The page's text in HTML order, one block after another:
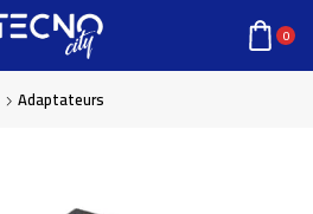
0
Adaptateurs